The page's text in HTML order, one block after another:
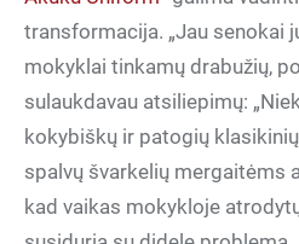
transformacija. „Jau senokai
mokyklai tinkamų drabužių,
sulaukdavau atsiliepimų:
kokybiškų ir patogių
spalvų švarkelių mergaitėms
kad vaikas mokykloje